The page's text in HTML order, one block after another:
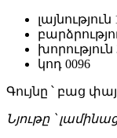
լայնություն
խորություն
կոդ 0096
Գույնը ՝ բաց
Նյութը ՝